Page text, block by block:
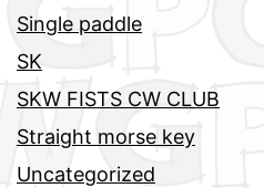
Single paddle
SK
SKW FISTS CW CLUB
Straight morse key
Uncategorized